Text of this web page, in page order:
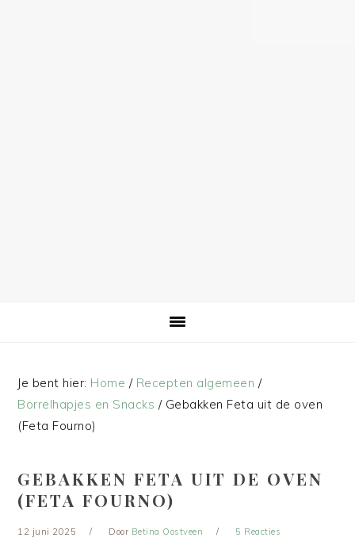
Je bent hier: Home / Recepten algemeen /
Borrelhapjes en Snacks /Gebakken Feta uit de oven
(Feta Fourno)
GEBAKKEN FETA UIT DE OVEN
(FETA FOURNO)
12 juni 2025 Door Betina Oostveen 5 Reacties